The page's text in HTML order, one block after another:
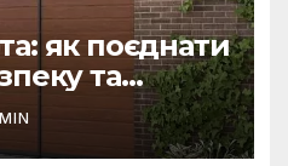
як поєднати
та